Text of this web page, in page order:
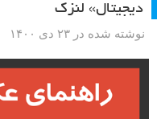
دیجیتال» لنزک
نوشته شده در ۲۳ دی ۱۴۰۰